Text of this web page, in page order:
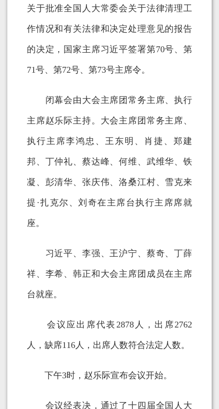
关于批准全国人大常委会关于法律清理工
作情况和有关法律和决定处理意见的报告
的决定，国家主席习近平签署第70号、第
71号、第72号、第73号主席令。
闭幕会由大会主席团常务主席、执行
主席赵乐际主持。大会主席团常务主席、
执行主席李鸿忠、王东明、肖捷、郑建
邦、丁仲礼、蔡达峰、何维、武维华、铁
凝、彭清华、张庆伟、洛桑江村、雪克来
提·扎克尔、刘奇在主席台执行主席席就
座。
习近平、李强、王沪宁、蔡奇、丁薛
祥、李希、韩正和大会主席团成员在主席
台就座。
会议应出席代表2878人，出席2762
人，缺席116人，出席人数符合法定人数。
下午3时，赵乐际宣布会议开始。
会议经表决，通过了十四届全国人大